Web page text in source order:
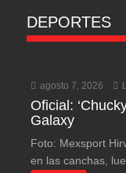
DEPORTES
agosto 7, 2026
Oficial:
Galaxy
Foto: Mexsport
en las canchas,